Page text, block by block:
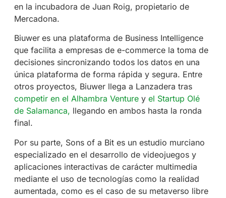
en la incubadora de Juan Roig, propietario de
Mercadona.
Biuwer es una plataforma de Business Intelligence
que facilita a empresas de e-commerce la toma de
decisiones sincronizando todos los datos en una
única plataforma de forma rápida y segura. Entre
otros proyectos, Biuwer llega a Lanzadera tras
competir en el Alhambra Venturey el Startup Olé
de Salamanca, llegando en ambos hasta la ronda
final.
Por su parte, Sons of a Bit es un estudio murciano
especializado en el desarrollo de videojuegos y
aplicaciones interactivas de carácter multimedia
mediante el uso de tecnologías como la realidad
aumentada, como es el caso de su metaverso libre